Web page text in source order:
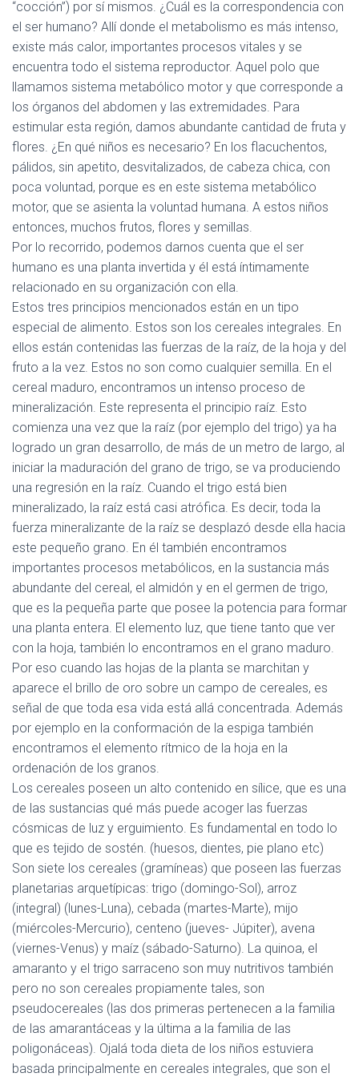
“cocción”) por sí mismos. ¿Cuál es la correspondencia con
el ser humano? Allí donde el metabolismo es más intenso,
existe más calor, importantes procesos vitales y se
encuentra todo el sistema reproductor. Aquel polo que
llamamos sistema metabólico motor y que corresponde a
los órganos del abdomen y las extremidades. Para
estimular esta región, damos abundante cantidad de fruta y
flores. ¿En qué niños es necesario? En los flacuchentos,
pálidos, sin apetito, desvitalizados, de cabeza chica, con
poca voluntad, porque es en este sistema metabólico
motor, que se asienta la voluntad humana. A estos niños
entonces, muchos frutos, flores y semillas.
Por lo recorrido, podemos darnos cuenta que el ser
humano es una planta invertida y él está íntimamente
relacionado en su organización con ella.
Estos tres principios mencionados están en un tipo
especial de alimento. Estos son los cereales integrales. En
ellos están contenidas las fuerzas de la raíz, de la hoja y del
fruto a la vez. Estos no son como cualquier semilla. En el
cereal maduro, encontramos un intenso proceso de
mineralización. Este representa el principio raíz. Esto
comienza una vez que la raíz (por ejemplo del trigo) ya ha
logrado un gran desarrollo, de más de un metro de largo, al
iniciar la maduración del grano de trigo, se va produciendo
una regresión en la raíz. Cuando el trigo está bien
mineralizado, la raíz está casi atrófica. Es decir, toda la
fuerza mineralizante de la raíz se desplazó desde ella hacia
este pequeño grano. En él también encontramos
importantes procesos metabólicos, en la sustancia más
abundante del cereal, el almidón y en el germen de trigo,
que es la pequeña parte que posee la potencia para formar
una planta entera. El elemento luz, que tiene tanto que ver
con la hoja, también lo encontramos en el grano maduro.
Por eso cuando las hojas de la planta se marchitan y
aparece el brillo de oro sobre un campo de cereales, es
señal de que toda esa vida está allá concentrada. Además
por ejemplo en la conformación de la espiga también
encontramos el elemento rítmico de la hoja en la
ordenación de los granos.
Los cereales poseen un alto contenido en sílice, que es una
de las sustancias qué más puede acoger las fuerzas
cósmicas de luz y erguimiento. Es fundamental en todo lo
que es tejido de sostén. (huesos, dientes, pie plano etc)
Son siete los cereales (gramíneas) que poseen las fuerzas
planetarias arquetípicas: trigo (domingo-Sol), arroz
(integral) (lunes-Luna), cebada (martes-Marte), mijo
(miércoles-Mercurio), centeno (jueves- Júpiter), avena
(viernes-Venus) y maíz (sábado-Saturno). La quinoa, el
amaranto y el trigo sarraceno son muy nutritivos también
pero no son cereales propiamente tales, son
pseudocereales (las dos primeras pertenecen a la familia
de las amarantáceas y la última a la familia de las
poligonáceas). Ojalá toda dieta de los niños estuviera
basada principalmente en cereales integrales, que son el